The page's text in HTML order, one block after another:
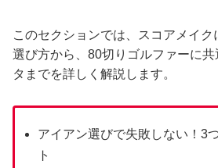
このセクションでは、スコアメイ
選び方から、80切りゴルファーに
タまでを詳しく解説します。
アイアン選びで失敗しない！3
ト